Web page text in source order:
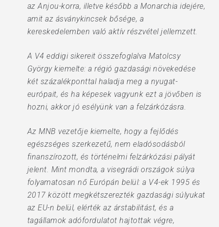
az Anjou-korra, illetve később a Monarchia idejére,
amit az ásványkincsek bősége, a
kereskedelemben való aktív részvétel jellemzett.
A V4 eddigi sikereit összefoglalva Matolcsy
György kiemelte: a régió gazdasági növekedése
két százalékponttal haladja meg a nyugat-
európait, és ha képesek vagyunk ezt a jövőben is
hozni, akkor jó esélyünk van a felzárkózásra.
Az MNB vezetője kiemelte, hogy a fejlődés
egészséges szerkezetű, nem eladósodásból
finanszírozott, és történelmi felzárkózási pályát
jelent. Mint mondta, a visegrádi országok súlya
folyamatosan nő Európán belül: a V4-ek 1995 és
2017 között megkétszerezték gazdasági súlyukat
az EU-n belül, elérték az árstabilitást, és a
tagállamok adófordulatot hajtottak végre,